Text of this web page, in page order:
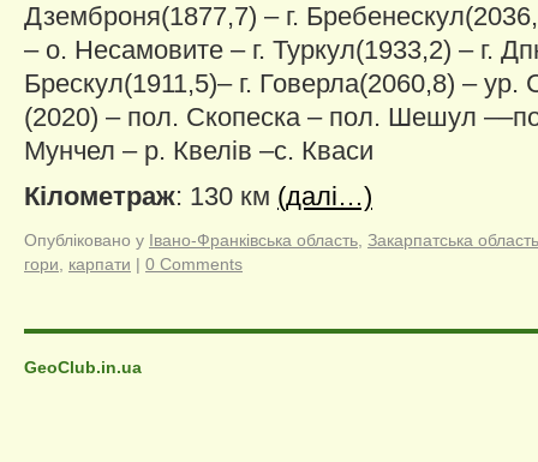
Дземброня(1877,7) – г.
– о. Несамовите – г. Туркул(1933,2) – г.
Брескул(1911,5)– г. Говерла(2060,8) – ур.
(2020) – пол. Скопеска – пол. Шешул
Мунчел – р. Квелів –с. Кваси
Кілометраж: 130 км (далі…)
Опубліковано у Івано-Франківська область, Закарпатська область
гори, карпати | 0 Comments
GeoClub.in.ua